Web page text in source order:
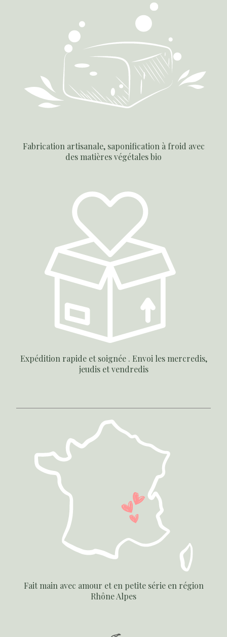
Fabrication artisanale, saponification à froid avec
des matières végétales bio
Expédition rapide et soignée . Envoi les mercredis,
jeudis et vendredis
Fait main avec amour et en petite série en région
Rhône Alpes